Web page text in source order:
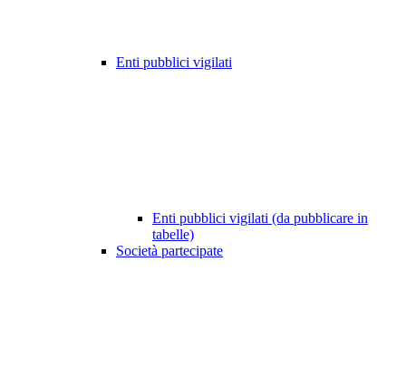
Enti pubblici vigilati
Enti pubblici vigilati (da pubblicare in
tabelle)
Società partecipate